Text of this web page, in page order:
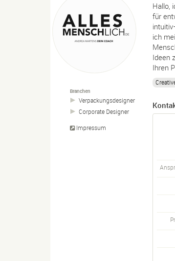
Branchen
Verpackungsdesigner
Corporate Designer
Impressum
Hallo,
für
ich
Ideen
Ihren